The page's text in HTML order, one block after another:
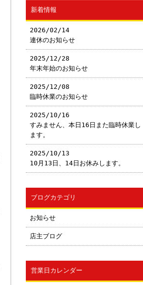
新着情報
2026/02/14
連休のお知らせ
2025/12/28
年末年始のお知らせ
2025/12/08
臨時休業のお知らせ
2025/10/16
すみません、本日16日また臨時休業し
ます。
2025/10/13
10月13日、14日お休みします。
ブログカテゴリ
お知らせ
店主ブログ
営業日カレンダー